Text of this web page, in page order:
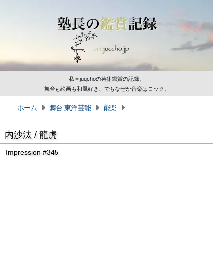
私＝juqchoの芸術鑑賞の記録。
舞台も絵画も和風好き、でもなぜか音楽はロック。
ホーム 舞台 東洋芸能 能楽
内沙汰 / 龍虎
Impression #345